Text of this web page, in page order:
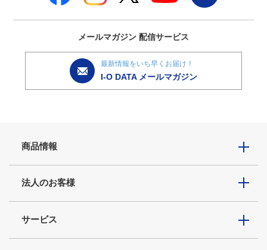
メールマガジン 配信サービス
最新情報をいち早くお届け！
I-O DATA メールマガジン
商品情報
法人のお客様
サービス